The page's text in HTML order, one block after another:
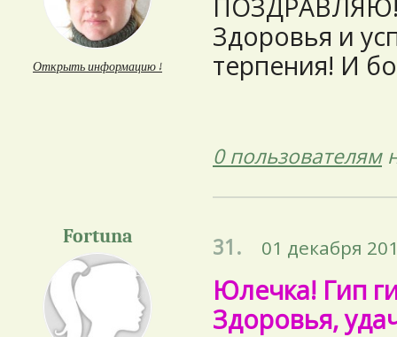
Открыть информацию ↓
ПОЗДРАВЛЯЮ!
Здоровья и
терпения! И
0 пользователям
Fortuna 31. 01 декабря
Юлечка! Гип
Здоровья,